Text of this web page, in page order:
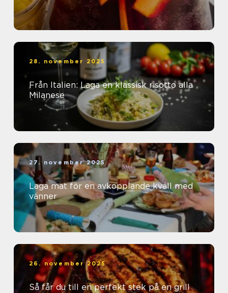
28. november 2025
Från Italien: Laga en klassisk risotto alla
Milanese
27. november 2025
Laga mat för en avkopplande kväll med
vänner
26. november 2025
Så får du till en perfekt stek på en grill